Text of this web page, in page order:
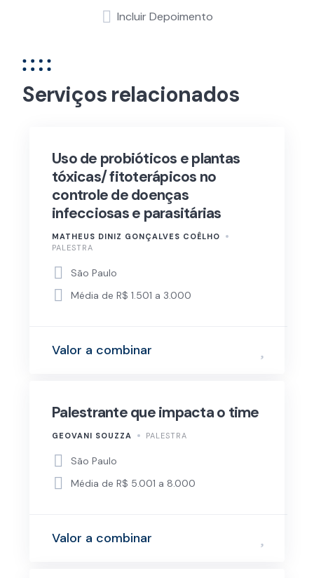
Incluir Depoimento
Serviços relacionados
Uso de probióticos e plantas
tóxicas/ fitoterápicos no
controle de doenças
infecciosas e parasitárias
MATHEUS DINIZ GONÇALVES COÊLHO
PALESTRA
São Paulo
Média de R$ 1.501 a 3.000
Valor a combinar
Palestrante que impacta o time
GEOVANI SOUZZA PALESTRA
São Paulo
Média de R$ 5.001 a 8.000
Valor a combinar